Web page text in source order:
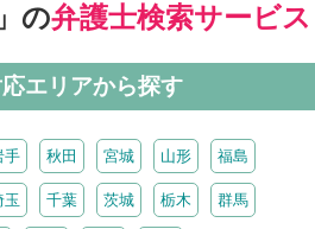
の弁護士検索サービス
エリアから探す
手 秋田 宮城 山形 福島
玉 千葉 茨城 栃木 群馬